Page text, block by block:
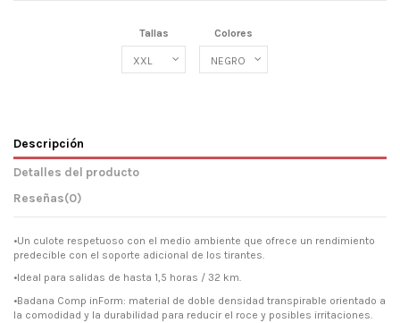
Tallas Colores
Descripción
Detalles del producto
Reseñas(0)
•Un culote respetuoso con el medio ambiente que ofrece un rendimiento
predecible con el soporte adicional de los tirantes.
•Ideal para salidas de hasta 1,5 horas / 32 km.
•Badana Comp inForm: material de doble densidad transpirable orientado a
la comodidad y la durabilidad para reducir el roce y posibles irritaciones.